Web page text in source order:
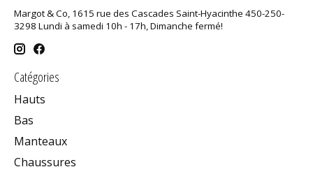
Margot & Co, 1615 rue des Cascades Saint-Hyacinthe 450-250-
3298 Lundi à samedi 10h - 17h, Dimanche fermé!
Catégories
Hauts
Bas
Manteaux
Chaussures